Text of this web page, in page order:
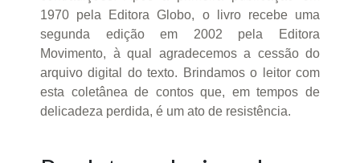
1970 pela Editora Globo, o livro recebe uma
segunda edição em 2002 pela Editora
Movimento, à qual agradecemos a cessão do
arquivo digital do texto. Brindamos o leitor com
esta coletânea de contos que, em tempos de
delicadeza perdida, é um ato de resistência.